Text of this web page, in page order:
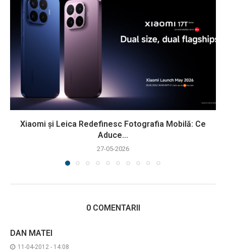
Xiaomi și Leica Redefinesc Fotografia Mobilă: Ce
Aduce...
27-05-2026
0 COMENTARII
DAN MATEI
11-04-2012 - 14:08